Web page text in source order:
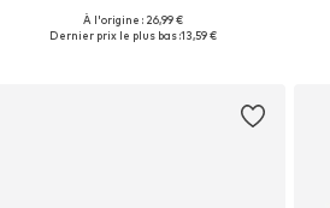
Tailles disponibles: XS, XS-S, M, L
À l'origine : 26,99 €
Dernier prix le plus bas :13,59 €